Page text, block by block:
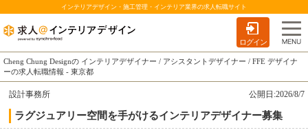
インテリアデザイン・施工管理・インテリア業界の求人転職サイト
ログイン
Cheng Chung Designの インテリアデザイナー / アシスタントデザイナー / FFE デザイナ
ーの求人転職情報 - 東京都
設計事務所 公開日:2026/8/7
ラグジュアリー空間を手がけるインテリアデザイナー募集